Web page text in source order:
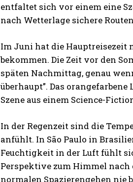
entfaltet sich vor einem eine
nach Wetterlage sichere
Im Juni hat die Hauptreisezeit
bekommen. Die Zeit vor den
späten Nachmittag, genau
überhaupt”. Das
Szene aus einem Science-
In der Regenzeit sind die
anfühlt. In São Paulo in
Feuchtigkeit in der Luft fühlt
Perspektive zum Himmel nach
normalen Spazierengehen nie